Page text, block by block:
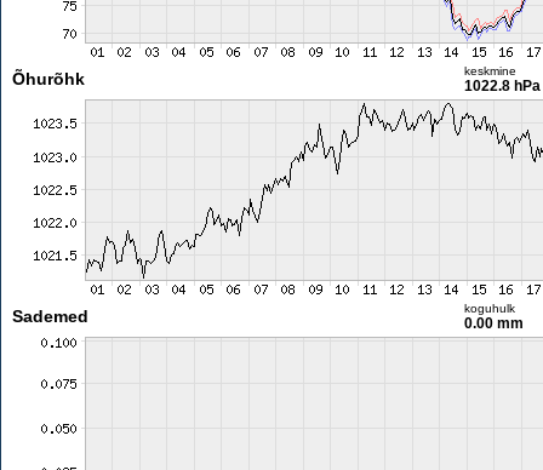
Õhurõhk keskmine
1022.8 hPa
Sademed koguhulk
0.00 mm